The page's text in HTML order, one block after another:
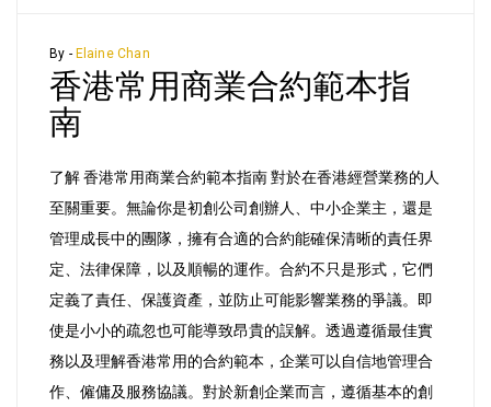
常
用
業
約
範
本
指
南
By - Elaine Chan
香港常用商業合約範本指
南
了解 香港常用商業合約範本指南 對於在香港經營業務的人
至關重要。無論你是初創公司創辦人、中小企業主，還是
管理成長中的團隊，擁有合適的合約能確保清晰的責任界
定、法律保障，以及順暢的運作。合約不只是形式，它們
定義了責任、保護資產，並防止可能影響業務的爭議。即
使是小小的疏忽也可能導致昂貴的誤解。透過遵循最佳實
務以及理解香港常用的合約範本，企業可以自信地管理合
作、僱傭及服務協議。對於新創企業而言，遵循基本的創